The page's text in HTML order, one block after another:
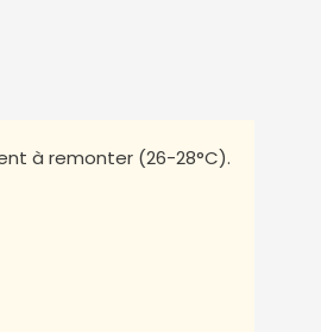
à remonter (26-28°C).